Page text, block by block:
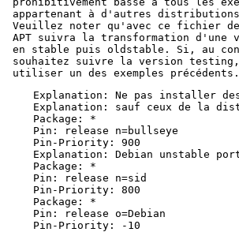
appartenant à d'autres distributions
Veuillez noter qu'avec ce fichier de
APT suivra la transformation d'une
en stable puis oldstable. Si, au
souhaitez suivre la version
utiliser un des exemples précédents.
Explanation: Ne pas installer
Explanation: sauf ceux de la
Package: *
Pin: release n=bullseye
Pin-Priority: 900
Explanation: Debian unstable
Package: *
Pin: release n=sid
Pin-Priority: 800
Package: *
Pin: release o=Debian
Pin-Priority: -10